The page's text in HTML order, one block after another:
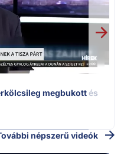
megbukott és
népszerű videók